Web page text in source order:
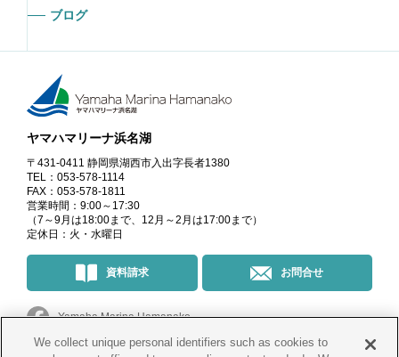
ブログ
ヤマハマリーナ浜名湖
〒431-0411 静岡県湖西市入出字長者1380
TEL：053-578-1114
FAX：053-578-1811
営業時間：9:00～17:30
（7～9月は18:00まで、12月～2月は17:00まで）
定休日：火・水曜日
資料請求 お問合せ
Yamaha Marina Hamanako
We collect unique personal identifiers such as cookies to